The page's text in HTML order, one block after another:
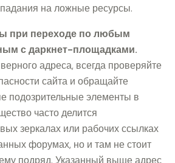
на ложные ресурсы.
при переходе по любым
с даркнет-площадками.
адреса, всегда проверяйте
сайта и обращайте
подозрительные элементы в
часто делится
зеркалах или рабочих ссылках
форумах, но и там не стоит
подряд. Указанный выше адрес